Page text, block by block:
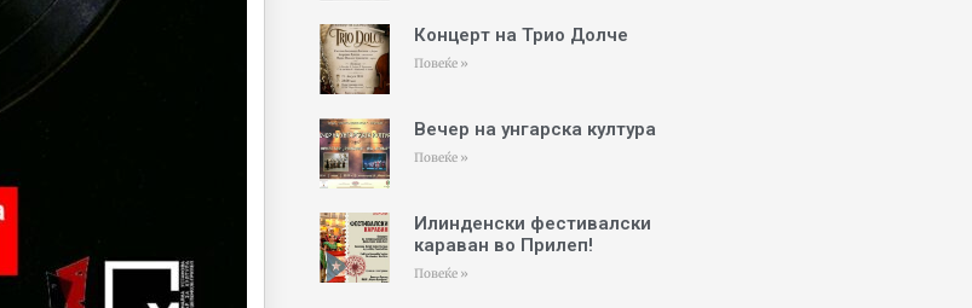
Концерт на Трио Долче
Повеќе »
Вечер на унгарска култура
Повеќе »
Илинденски фестивалски
караван во Прилеп!
Повеќе »